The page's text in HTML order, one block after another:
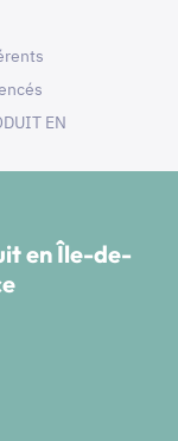
EN
en Île-de-